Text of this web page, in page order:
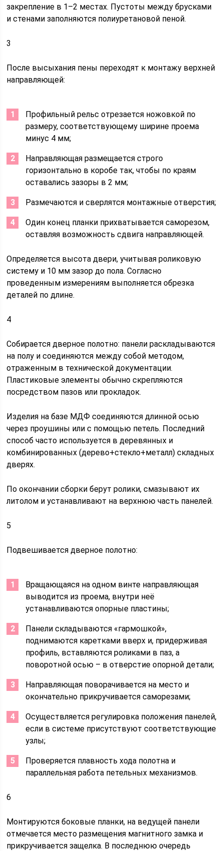
закрепление в 1–2 местах. Пустоты между брусками
и стенами заполняются полиуретановой пеной.
3
После высыхания пены переходят к монтажу верхней
направляющей:
Профильный рельс отрезается ножовкой по
размеру, соответствующему ширине проема
минус 4 мм;
Направляющая размещается строго
горизонтально в коробе так, чтобы по краям
оставались зазоры в 2 мм;
Размечаются и сверлятся монтажные отверстия;
Один конец планки прихватывается саморезом,
оставляя возможность сдвига направляющей.
Определяется высота двери, учитывая роликовую
систему и 10 мм зазор до пола. Согласно
проведенным измерениям выполняется обрезка
деталей по длине.
4
Собирается дверное полотно: панели раскладываются
на полу и соединяются между собой методом,
отраженным в технической документации.
Пластиковые элементы обычно скрепляются
посредством пазов или прокладок.
Изделия на базе МДФ соединяются длинной осью
через проушины или с помощью петель. Последний
способ часто используется в деревянных и
комбинированных (дерево+стекло+металл) складных
дверях.
По окончании сборки берут ролики, смазывают их
литолом и устанавливают на верхнюю часть панелей.
5
Подвешивается дверное полотно:
Вращающаяся на одном винте направляющая
выводится из проема, внутри неё
устанавливаются опорные пластины;
Панели складываются «гармошкой»,
поднимаются каретками вверх и, придерживая
профиль, вставляются роликами в паз, а
поворотной осью – в отверстие опорной детали;
Направляющая поворачивается на место и
окончательно прикручивается саморезами;
Осуществляется регулировка положения панелей,
если в системе присутствуют соответствующие
узлы;
Проверяется плавность хода полотна и
параллельная работа петельных механизмов.
6
Монтируются боковые планки, на ведущей панели
отмечается место размещения магнитного замка и
прикручивается защелка. В последнюю очередь